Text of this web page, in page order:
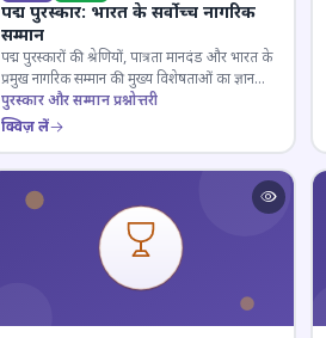
पद्म पुरस्कार: भारत के सर्वोच्च नागरिक
सम्मान
पद्म पुरस्कारों की श्रेणियों, पात्रता मानदंड और भारत के
प्रमुख नागरिक सम्मान की मुख्य विशेषताओं का ज्ञान
परखें।
पुरस्कार और सम्मान प्रश्नोत्तरी
क्विज़ लें